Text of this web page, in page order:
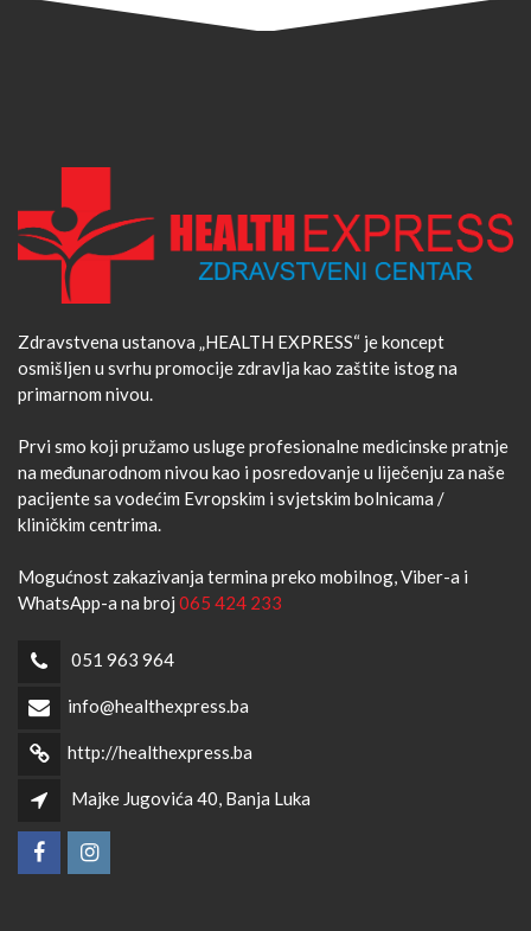
Zdravstvena ustanova „HEALTH EXPRESS“ je koncept
osmišljen u svrhu promocije zdravlja kao zaštite istog na
primarnom nivou.
Prvi smo koji pružamo usluge profesionalne medicinske pratnje
na međunarodnom nivou kao i posredovanje u liječenju za naše
pacijente sa vodećim Evropskim i svjetskim bolnicama /
kliničkim centrima.
Mogućnost zakazivanja termina preko mobilnog, Viber-a i
WhatsApp-a na broj 065 424 233
051 963 964
info@healthexpress.ba
http://healthexpress.ba
Majke Jugovića 40, Banja Luka